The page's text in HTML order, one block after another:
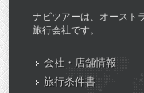
ナビツアーは、オースト
旅行会社です。
会社・店舗情報
旅行条件書